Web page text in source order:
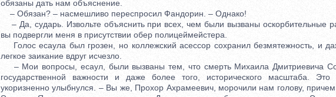
обязаны дать нам объяснение.
– Обязан? – насмешливо переспросил Фандорин. – Однако!
– Да, сударь. Извольте объяснить при всех, чем были вызваны оскорбительные
вы подвергли меня в присутствии обер полицеймейстера.
Голос есаула был грозен, но коллежский асессор сохранил безмятежность, и
легкое заикание вдруг исчезло.
– Мои вопросы, есаул, были вызваны тем, что смерть Михаила Дмитриевича
государственной важности и даже более того, исторического масштаба.
укоризненно улыбнулся. – Вы же, Прохор Ахрамеевич, морочили нам голову,